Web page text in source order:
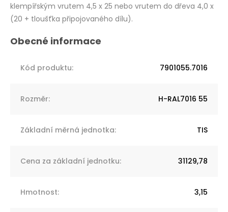
klempířským vrutem 4,5 x 25 nebo vrutem do dřeva 4,0 x
(20 + tloušťka připojovaného dílu).
Kód produktu: 7901055.7016
Rozměr: H-RAL7016 55
Základní měrná jednotka: TIS
Cena za základní jednotku: 31129,78
Hmotnost: 3,15